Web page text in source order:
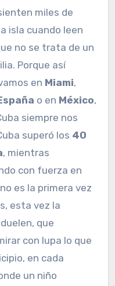
miles de
isla cuando leen
no se trata de un
Porque así
en Miami,
o en México,
siempre nos
superó los 40
, mientras
con fuerza en
es la primera vez
esta vez la
que
con lupa lo que
en cada
un niño